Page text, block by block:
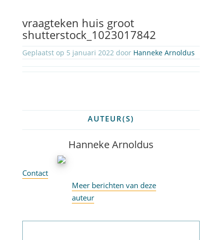
vraagteken huis groot
shutterstock_1023017842
Geplaatst op 5 januari 2022 door Hanneke Arnoldus
AUTEUR(S)
Hanneke Arnoldus
Contact
Meer berichten van deze
auteur